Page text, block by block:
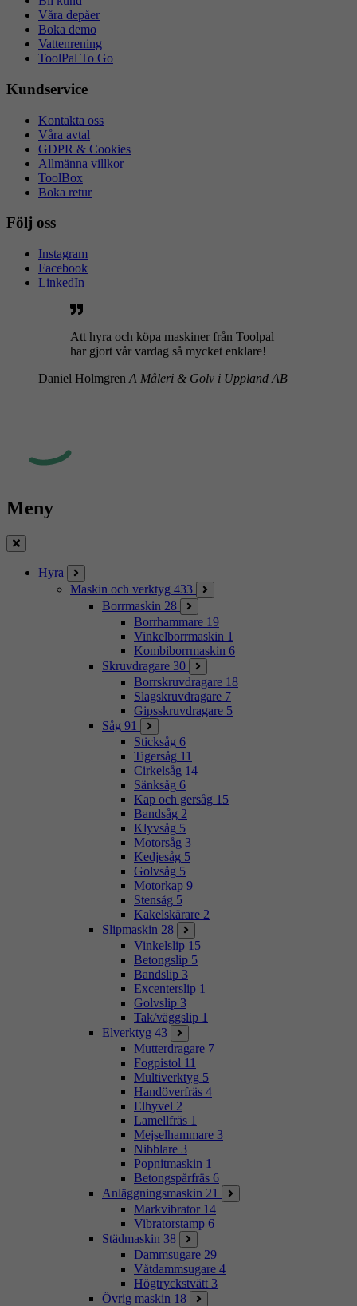
Våra depåer
Boka demo
Vattenrening
ToolPal To Go
Kundservice
Kontakta oss
Våra avtal
GDPR & Cookies
Allmänna villkor
ToolBox
Boka retur
Följ oss
Instagram
Facebook
LinkedIn
Att hyra och köpa maskiner från Toolpal
har gjort vår vardag så mycket enklare!
Daniel Holmgren A Måleri & Golv i Uppland AB
Meny
Stäng
Hyra
Maskin och verktyg 433
Borrmaskin 28
Borrhammare 19
Vinkelborrmaskin 1
Kombiborrmaskin 6
Skruvdragare 30
Borrskruvdragare 18
Slagskruvdragare 7
Gipsskruvdragare 5
Såg 91
Sticksåg 6
Tigersåg 11
Cirkelsåg 14
Sänksåg 6
Kap och gersåg 15
Bandsåg 2
Klyvsåg 5
Motorsåg 3
Kedjesåg 5
Golvsåg 5
Motorkap 9
Stensåg 5
Kakelskärare 2
Slipmaskin 28
Vinkelslip 15
Betongslip 5
Bandslip 3
Excenterslip 1
Golvslip 3
Tak/väggslip 1
Elverktyg 43
Mutterdragare 7
Fogpistol 11
Multiverktyg 5
Handöverfräs 4
Elhyvel 2
Lamellfräs 1
Mejselhammare 3
Nibblare 3
Popnitmaskin 1
Betongspårfräs 6
Anläggningsmaskin 21
Markvibrator 14
Vibratorstamp 6
Städmaskin 38
Dammsugare 29
Våtdammsugare 4
Högtryckstvätt 3
Övrig maskin 18